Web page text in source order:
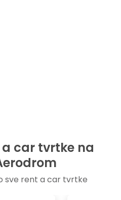
car tvrtke na
sve rent a car tvrtke